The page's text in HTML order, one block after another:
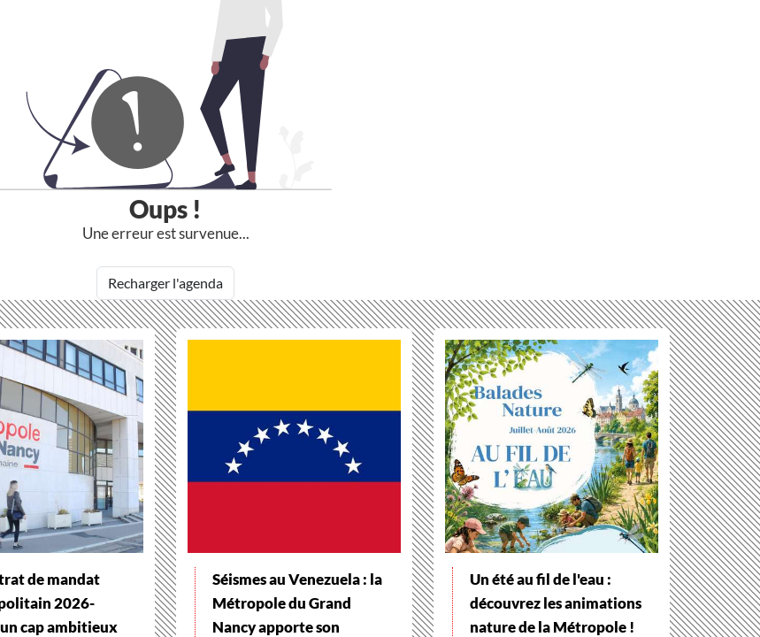
Oups !
Une erreur est survenue...
Recharger l'agenda
de mandat
2026-
cap ambitieux
Séismes au Venezuela : la
Métropole du Grand
Nancy apporte son
Un été au fil de l'eau :
découvrez les animations
nature de la Métropole !